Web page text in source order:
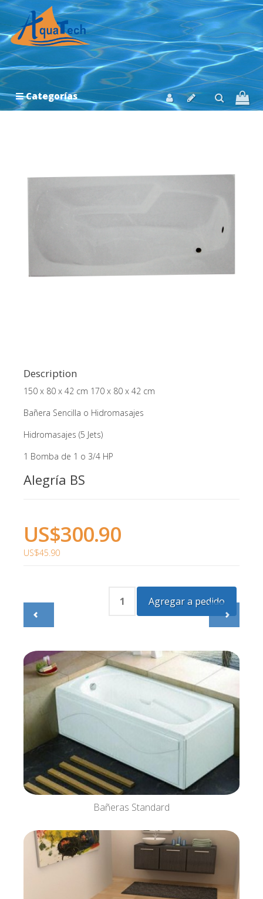
Categorías
Description
150 x 80 x 42 cm 170 x 80 x 42 cm
Bañera Sencilla o Hidromasajes
Hidromasajes (5 Jets)
1 Bomba de 1 o 3/4 HP
Alegría BS
US$300.90
US$45.90
Bañeras Standard